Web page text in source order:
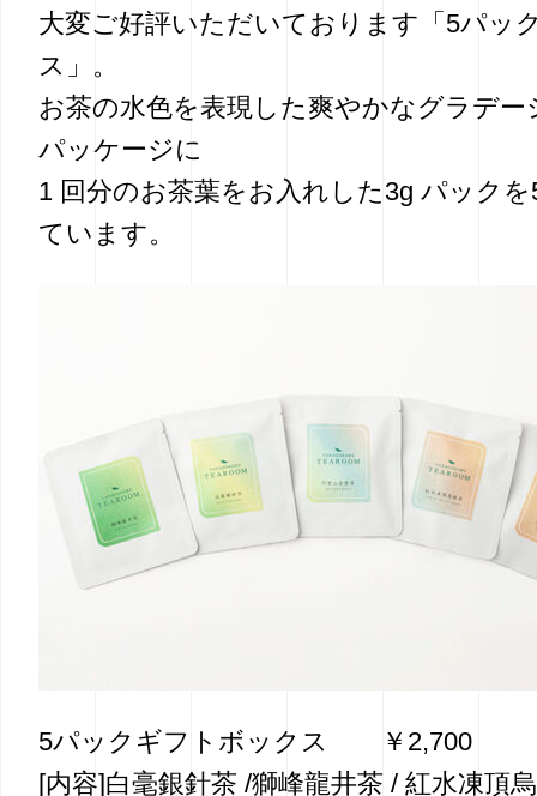
大変ご好評いただいております「5パッ
ス」。
お茶の水色を表現した爽やかなグラデ
パッケージに
1 回分のお茶葉をお入れした3g パック
ています。
5パックギフトボックス ￥2,700
[内容]白毫銀針茶 /獅峰龍井茶 / 紅水凍頂